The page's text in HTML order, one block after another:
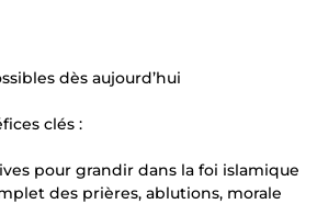
dès aujourd’hui
clés :
pour grandir dans la foi islamique
des prières, ablutions, morale